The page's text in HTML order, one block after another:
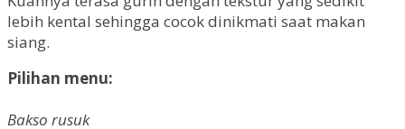
lebih kental sehingga cocok dinikmati saat makan
siang.
Pilihan menu:
Bakso rusuk